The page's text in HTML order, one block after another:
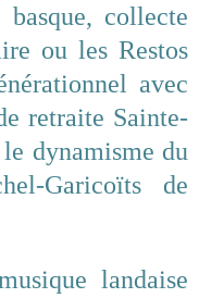
collecte
ou les Restos
avec
retraite Sainte-
dynamisme du
Garicoïts de
landaise